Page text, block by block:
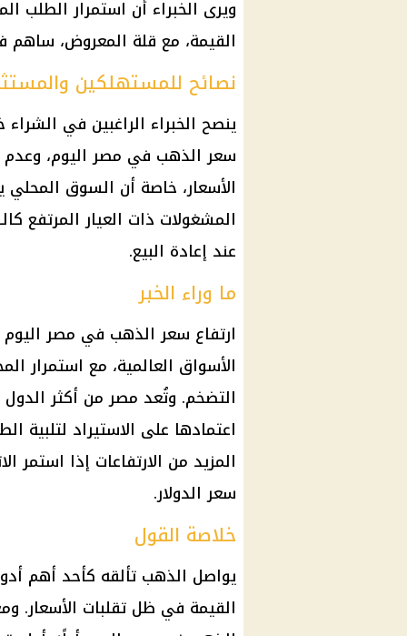
ويرى الخبراء أن استمرار الطلب
القيمة، مع قلة المعروض،
نصائح للمستهلكين
ينصح الخبراء الراغبين في الشراء
سعر الذهب في مصر اليوم، وعدم
الأسعار، خاصة أن السوق
عند إعادة البيع.
ما وراء الخبر
ارتفاع سعر الذهب في مصر
الأسواق العالمية، مع استمرار
التضخم. وتُعد مصر من أكثر الدول
اعتمادها على الاستيراد لتلبية
المزيد من الارتفاعات إذا
سعر الدولار.
خلاصة القول
يواصل الذهب تألقه كأحد أهم
القيمة في ظل تقلبات الأسعار.